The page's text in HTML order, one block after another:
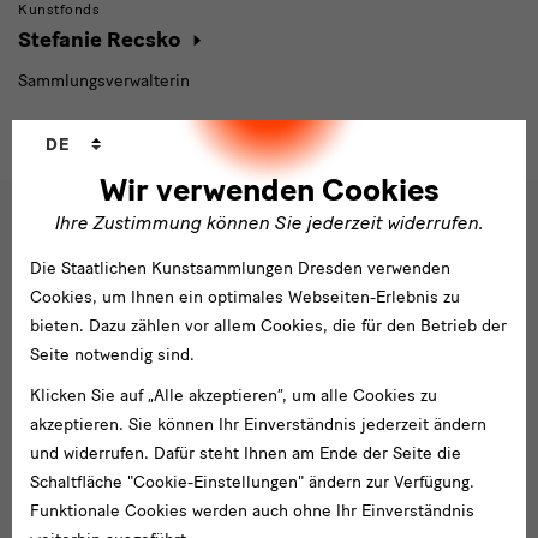
Kunstfonds
Stefanie Recsko
Sammlungsverwalterin
Wir verwenden Cookies
Ihre Zustimmung können Sie jederzeit widerrufen.
Sprachwechsler
DE
Die Staatlichen Kunstsammlungen Dresden verwenden
Cookies, um Ihnen ein optimales Webseiten-Erlebnis zu
bieten. Dazu zählen vor allem Cookies, die für den Betrieb der
Seite notwendig sind.
Klicken Sie auf „Alle akzeptieren“, um alle Cookies zu
akzeptieren. Sie können Ihr Einverständnis jederzeit ändern
und widerrufen. Dafür steht Ihnen am Ende der Seite die
Schaltfläche "Cookie-Einstellungen" ändern zur Verfügung.
Funktionale Cookies werden auch ohne Ihr Einverständnis
Social
Media
und
Newsletter
Folgen Sie uns
Facebook
X YoutubeInstagram
SKD
Newsletter
E-
Mail-
Adresse
Anmelden